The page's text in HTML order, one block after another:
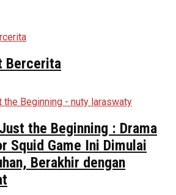
Bercerita
the Beginning : Drama
Squid Game Ini Dimulai
Berakhir dengan